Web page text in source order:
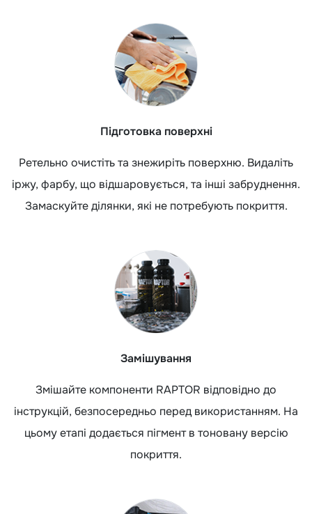
Підготовка поверхні
Ретельно очистіть та знежиріть поверхню. Видаліть
іржу, фарбу, що відшаровується, та інші забруднення.
Замаскуйте ділянки, які не потребують покриття.
Замішування
Змішайте компоненти RAPTOR відповідно до
інструкцій, безпосередньо перед використанням. На
цьому етапі додається пігмент в тоновану версію
покриття.